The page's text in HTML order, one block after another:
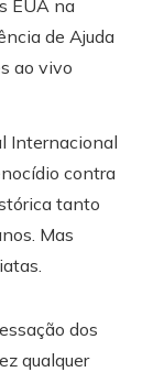
Internacional
contra
tanto
Mas
dos
qualquer